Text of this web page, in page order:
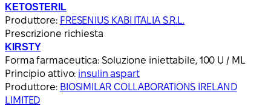
KETOSTERIL
Produttore: FRESENIUS KABI ITALIA S.R.L.
Prescrizione richiesta
KIRSTY
Forma farmaceutica: Soluzione iniettabile, 100 U / ML
Principio attivo: insulin aspart
Produttore: BIOSIMILAR COLLABORATIONS IRELAND
LIMITED